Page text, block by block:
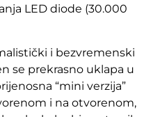
LED diode (30.000
i bezvremenski
se prekrasno uklapa u
“mini verzija”
i na otvorenom,